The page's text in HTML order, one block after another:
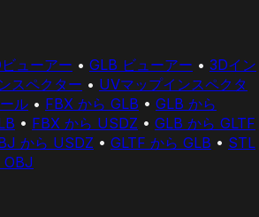
ューアー • GLB ビューアー • 3Dイン
スペクター • UVマップインスペクタ
ル • FBX から GLB • GLB から
• FBX から USDZ • GLB から GLTF
から USDZ • GLTF から GLB • STL
OBJ